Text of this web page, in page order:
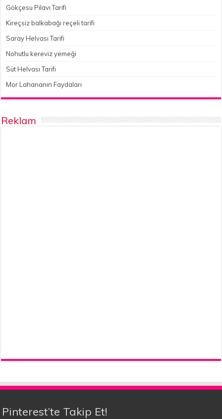
Gökçesu Pilavı Tarifi
Kireçsiz balkabağı reçeli tarifi
Saray Helvası Tarifi
Nohutlu kereviz yemeği
Süt Helvası Tarifi
Mor Lahananın Faydaları
Reklam
Pinterest’te Takip Et!